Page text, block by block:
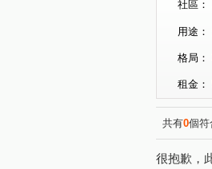
社區：
用途：
格局：
租金：
共有0個符
很抱歉，